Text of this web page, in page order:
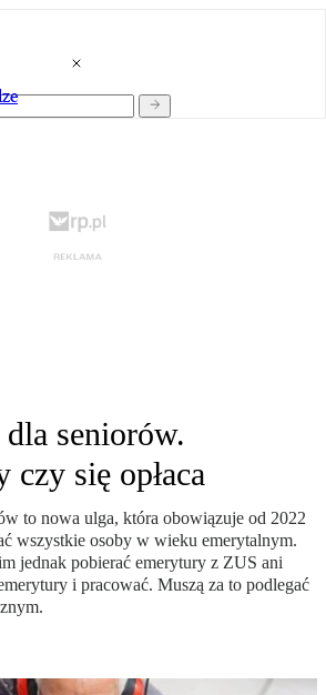
seniorów.
czy się opłaca
to nowa ulga, która obowiązuje od 2022
wszystkie osoby w wieku emerytalnym.
jednak pobierać emerytury z ZUS ani
i pracować. Muszą za to podlegać